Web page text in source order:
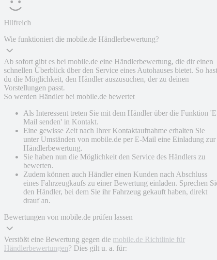
Hilfreich
Wie funktioniert die mobile.de Händlerbewertung?
Ab sofort gibt es bei mobile.de eine Händlerbewertung, die dir einen
schnellen Überblick über den Service eines Autohauses bietet. So hast
du die Möglichkeit, den Händler auszusuchen, der zu deinen
Vorstellungen passt.
So werden Händler bei mobile.de bewertet
Als Interessent treten Sie mit dem Händler über die Funktion
Mail senden' in Kontakt.
Eine gewisse Zeit nach Ihrer Kontaktaufnahme erhalten Sie
unter Umständen von mobile.de per E-Mail eine Einladung zur
Händlerbewertung.
Sie haben nun die Möglichkeit den Service des Händlers zu
bewerten.
Zudem können auch Händler einen Kunden nach Abschluss
eines Fahrzeugkaufs zu einer Bewertung einladen. Sprechen
den Händler, bei dem Sie ihr Fahrzeug gekauft haben, direkt
drauf an.
Bewertungen von mobile.de prüfen lassen
Verstößt eine Bewertung gegen die mobile.de Richtlinie für
Händlerbewertungen? Dies gilt u. a. für: